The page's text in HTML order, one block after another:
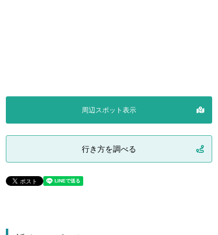
周辺スポット表示
行き方を調べる